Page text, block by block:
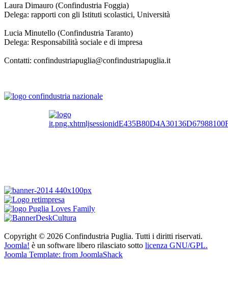
Laura Dimauro (Confindustria Foggia)
Delega: rapporti con gli Istituti scolastici, Università
Lucia Minutello (Confindustria Taranto)
Delega: Responsabilità sociale e di impresa
Contatti: confindustriapuglia@confindustriapuglia.it
Copyright © 2026 Confindustria Puglia. Tutti i diritti riservati.
Joomla! è un software libero rilasciato sotto licenza GNU/GPL.
Joomla Template: from JoomlaShack